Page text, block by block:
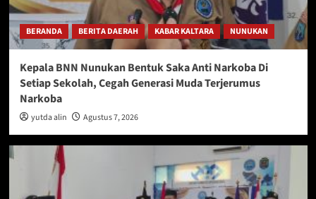
BERANDA BERITA DAERAH KABAR KALTARA NUNUKAN
Kepala BNN Nunukan Bentuk Saka Anti Narkoba Di
Setiap Sekolah, Cegah Generasi Muda Terjerumus
Narkoba
yutda alin Agustus 7, 2026